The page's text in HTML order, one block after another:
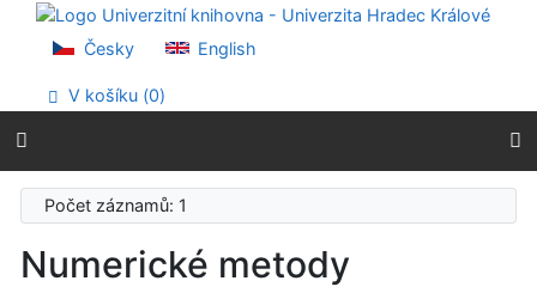
Přejít na obsah
Přejít na menu
Prohlášení o webové přístupnosti
Česky English
V košíku (0)
Počet záznamů: 1
Numerické metody